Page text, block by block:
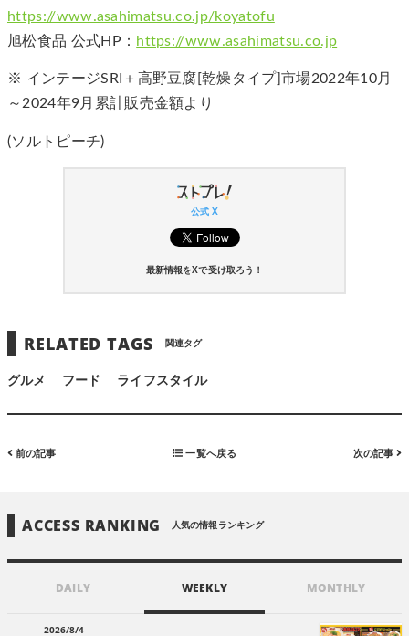
https://www.asahimatsu.co.jp/koyatofu
旭松食品 公式HP： https://www.asahimatsu.co.jp
※ インテージSRI＋高野豆腐[乾燥タイプ]市場2022年10月
～2024年9月累計販売金額より
(ソルトピーチ)
公式 X
最新情報をXで受け取ろう！
RELATED TAGS 関連タグ
グルメ フード ライフスタイル
前の記事 一覧へ戻る 次の記事
ACCESS RANKING 人気の情報ランキング
DAILY WEEKLY MONTHLY
2026/8/4